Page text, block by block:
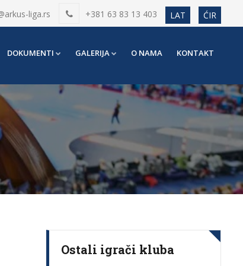
liga.rs +381 63 83 13 403 LAT ĆIR
DOKUMENTI GALERIJA O NAMA KONTAKT
Ostali igrači kluba